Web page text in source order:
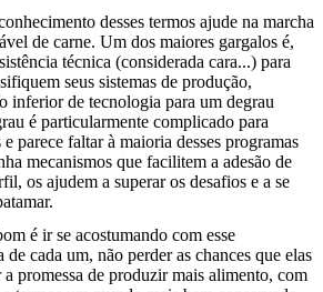
desses termos ajude na marcha
de carne. Um dos maiores gargalos é,
técnica (considerada cara...) para
seus sistemas de produção,
inferior de tecnologia para um degrau
é particularmente complicado para
parece faltar à maioria desses programas
mecanismos que facilitem a adesão de
os ajudem a superar os desafios e a se
é ir se acostumando com esse
cada um, não perder as chances que elas
promessa de produzir mais alimento, com